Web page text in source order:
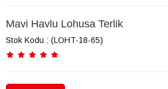
Mavi Havlu Lohusa Terlik
Stok Kodu (LOHT-18-65)